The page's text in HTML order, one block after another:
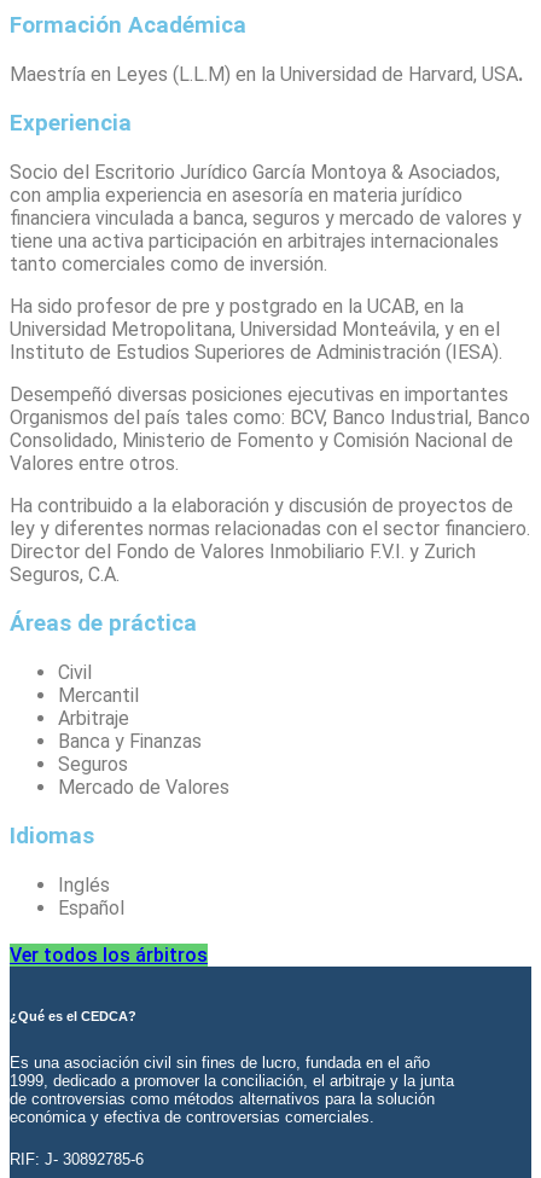
Formación Académica
Maestría en Leyes (L.L.M) en la Universidad de Harvard, USA.
Experiencia
Socio del Escritorio Jurídico García Montoya & Asociados,
con amplia experiencia en asesoría en materia jurídico
financiera vinculada a banca, seguros y mercado de valores y
tiene una activa participación en arbitrajes internacionales
tanto comerciales como de inversión.
Ha sido profesor de pre y postgrado en la UCAB, en la
Universidad Metropolitana, Universidad Monteávila, y en el
Instituto de Estudios Superiores de Administración (IESA).
Desempeñó diversas posiciones ejecutivas en importantes
Organismos del país tales como: BCV, Banco Industrial, Banco
Consolidado, Ministerio de Fomento y Comisión Nacional de
Valores entre otros.
Ha contribuido a la elaboración y discusión de proyectos de
ley y diferentes normas relacionadas con el sector financiero.
Director del Fondo de Valores Inmobiliario F.V.I. y Zurich
Seguros, C.A.
Áreas de práctica
Civil
Mercantil
Arbitraje
Banca y Finanzas
Seguros
Mercado de Valores
Idiomas
Inglés
Español
Ver todos los árbitros
¿Qué es el CEDCA?
Es una asociación civil sin fines de lucro, fundada en el año
1999, dedicado a promover la conciliación, el arbitraje y la junta
de controversias como métodos alternativos para la solución
económica y efectiva de controversias comerciales.
RIF: J- 30892785-6